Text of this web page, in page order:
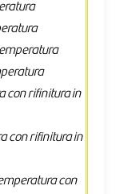
con rifinitura in
con rifinitura in
con